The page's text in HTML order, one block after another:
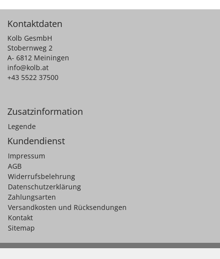
Kontaktdaten
Kolb GesmbH
Stobernweg 2
A- 6812 Meiningen
info@kolb.at
+43 5522 37500
Zusatzinformation
Legende
Kundendienst
Impressum
AGB
Widerrufsbelehrung
Datenschutzerklärung
Zahlungsarten
Versandkosten und Rücksendungen
Kontakt
Sitemap